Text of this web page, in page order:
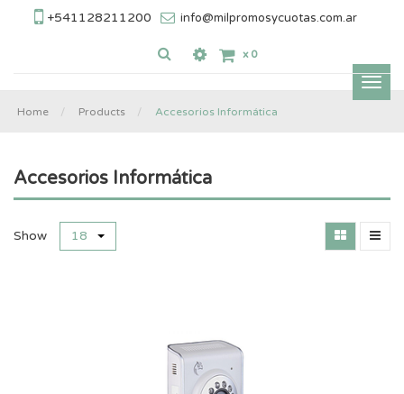
+541128211200 info@milpromosycuotas.com.ar
x 0
Home Products Accesorios Informática
Accesorios Informática
Show 18